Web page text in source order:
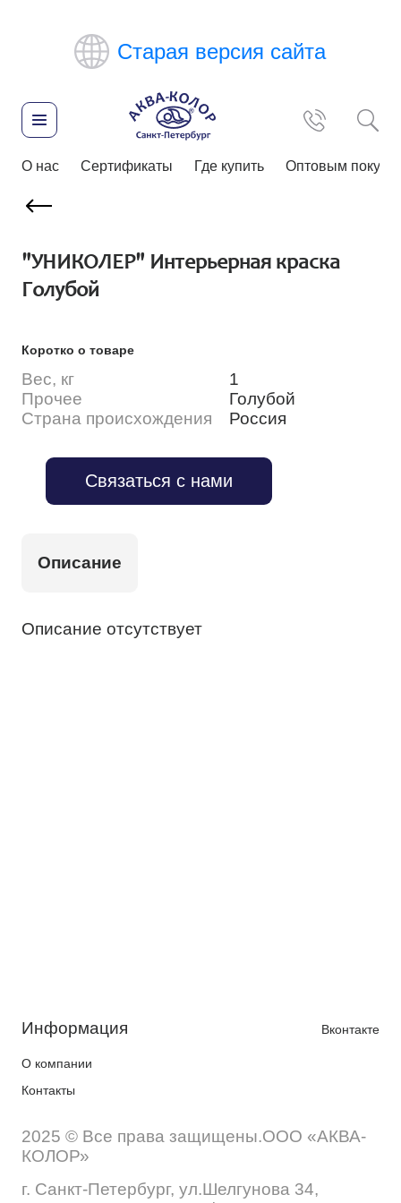
Старая версия сайта
О нас Сертификаты Где купить Оптовым
"УНИКОЛЕР" Интерьерная краска
Голубой
Коротко о товаре
Вес, кг
1
Прочее
Голубой
Страна происхождения
Россия
Связаться с нами
Описание
Описание отсутствует
Информация
О компании
Контакты
Вконтакте
2025 © Все права защищены.ООО «АКВА-
КОЛОР»
г. Санкт-Петербург, ул.Шелгунова 34,